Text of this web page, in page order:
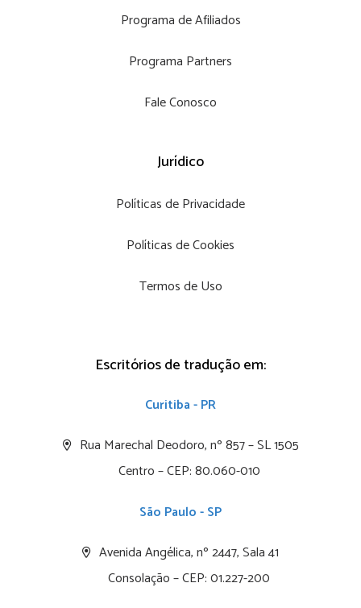
Programa de Afiliados
Programa Partners
Fale Conosco
Jurídico
Políticas de Privacidade
Políticas de Cookies
Termos de Uso
Escritórios de tradução em:
Curitiba - PR
Rua Marechal Deodoro, nº 857 – SL 1505
Centro – CEP: 80.060-010
São Paulo - SP
Avenida Angélica, nº 2447, Sala 41
Consolação – CEP: 01.227-200